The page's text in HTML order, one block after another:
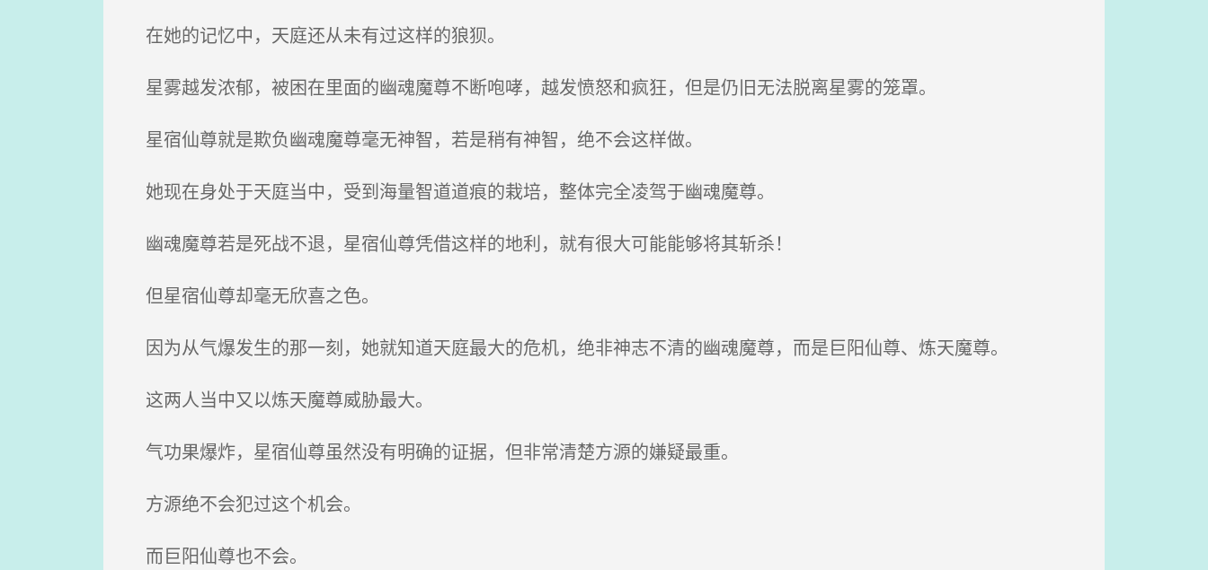
在她的记忆中，天庭还从未有过这样的狼狈。
星雾越发浓郁，被困在里面的幽魂魔尊不断咆哮，越发愤怒和疯狂，但是仍旧无法脱离星雾的笼罩。
星宿仙尊就是欺负幽魂魔尊毫无神智，若是稍有神智，绝不会这样做。
她现在身处于天庭当中，受到海量智道道痕的栽培，整体完全凌驾于幽魂魔尊。
幽魂魔尊若是死战不退，星宿仙尊凭借这样的地利，就有很大可能能够将其斩杀！
但星宿仙尊却毫无欣喜之色。
因为从气爆发生的那一刻，她就知道天庭最大的危机，绝非神志不清的幽魂魔尊，而是巨阳仙尊、炼天魔尊。
这两人当中又以炼天魔尊威胁最大。
气功果爆炸，星宿仙尊虽然没有明确的证据，但非常清楚方源的嫌疑最重。
方源绝不会犯过这个机会。
而巨阳仙尊也不会。